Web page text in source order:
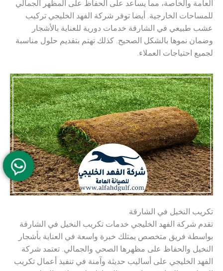
العامة والخاصة، مما يساعد على الحفاظ على المظهر الجمالي
للمساحات الخارجية. أيضا توفر شركة الفهد الخليجي تركيب
عشب طبيعي في الشارقة خدمات دورية للعناية بالأشجار
وضمان نموها بالشكل الصحيح. كذلك تهتم بتقديم حلول مناسبة
لجميع احتياجات العملاء.
تكريب النخيل في الشارقة
تقدم شركة الفهد الخليجي خدمات تكريب النخيل في الشارقة
بواسطة فريق متخصص يمتلك خبرة واسعة في العناية بأشجار
النخيل والحفاظ على مظهرها الصحي والجمالي. تعتمد شركة
الفهد الخليجي على أساليب حديثة وآمنة في تنفيذ أعمال تكريب